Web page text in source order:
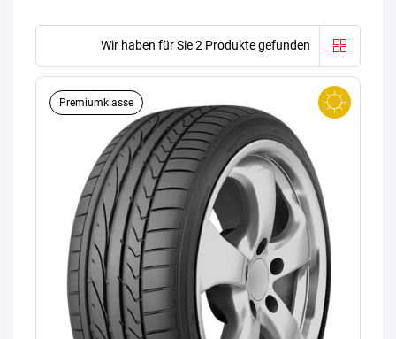
Wir haben für Sie 2 Produkte gefunden
Premiumklasse